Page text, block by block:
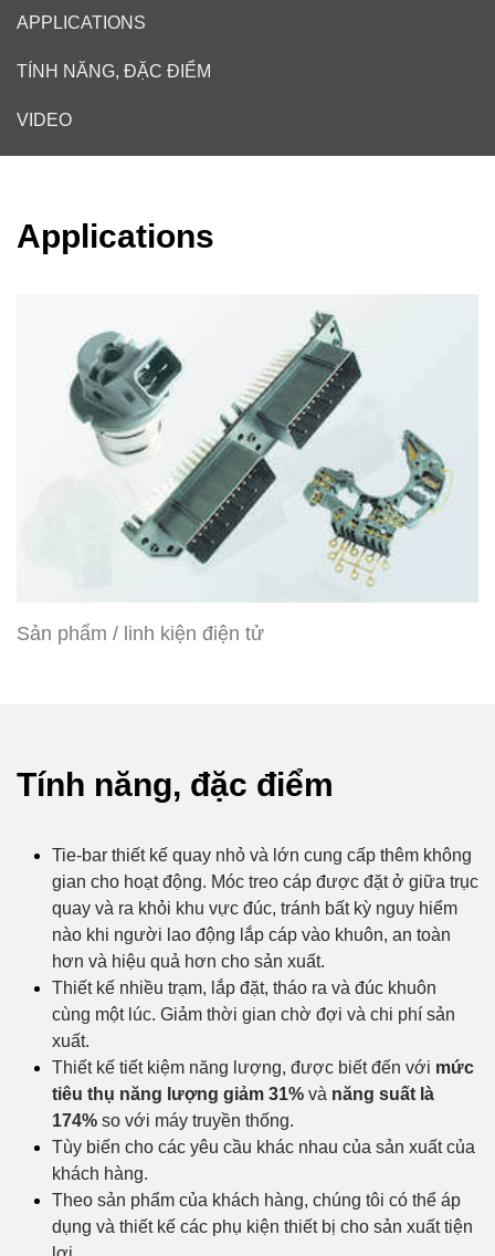
APPLICATIONS
TÍNH NĂNG, ĐẶC ĐIỂM
VIDEO
Applications
Sản phẩm / linh kiện điện tử
Tính năng, đặc điểm
Tie-bar thiết kế quay nhỏ và lớn cung cấp thêm không
gian cho hoạt động. Móc treo cáp được đặt ở giữa trục
quay và ra khỏi khu vực đúc, tránh bất kỳ nguy hiểm
nào khi người lao động lắp cáp vào khuôn, an toàn
hơn và hiệu quả hơn cho sản xuất.
Thiết kế nhiều trạm, lắp đặt, tháo ra và đúc khuôn
cùng một lúc. Giảm thời gian chờ đợi và chi phí sản
xuất.
Thiết kế tiết kiệm năng lượng, được biết đến với mức
tiêu thụ năng lượng giảm 31% và năng suất là
174% so với máy truyền thống.
Tùy biến cho các yêu cầu khác nhau của sản xuất của
khách hàng.
Theo sản phẩm của khách hàng, chúng tôi có thể áp
dụng và thiết kế các phụ kiện thiết bị cho sản xuất tiện